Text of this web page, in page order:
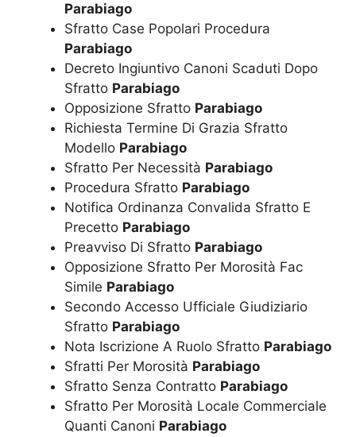
Parabiago
Sfratto Case Popolari Procedura
Parabiago
Decreto Ingiuntivo Canoni Scaduti Dopo
Sfratto Parabiago
Opposizione Sfratto Parabiago
Richiesta Termine Di Grazia Sfratto
Modello Parabiago
Sfratto Per Necessità Parabiago
Procedura Sfratto Parabiago
Notifica Ordinanza Convalida Sfratto E
Precetto Parabiago
Preavviso Di Sfratto Parabiago
Opposizione Sfratto Per Morosità Fac
Simile Parabiago
Secondo Accesso Ufficiale Giudiziario
Sfratto Parabiago
Nota Iscrizione A Ruolo Sfratto Parabiago
Sfratti Per Morosità Parabiago
Sfratto Senza Contratto Parabiago
Sfratto Per Morosità Locale Commerciale
Quanti Canoni Parabiago